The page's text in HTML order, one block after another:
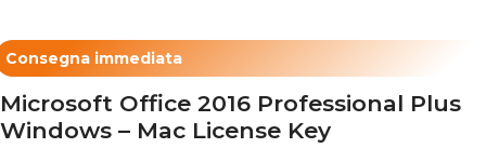
Consegna immediata
Microsoft Office 2016 Professional Plus
Windows – Mac License Key